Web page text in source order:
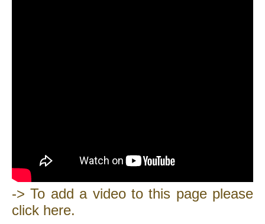
-> To add a video to this page please
click here.